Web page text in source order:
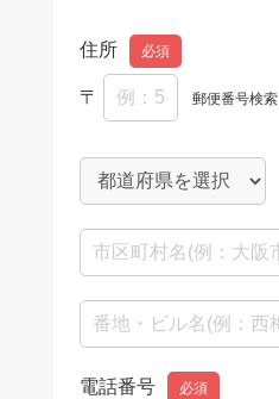
住所 必須
〒 郵便番号検索
電話番号 必須